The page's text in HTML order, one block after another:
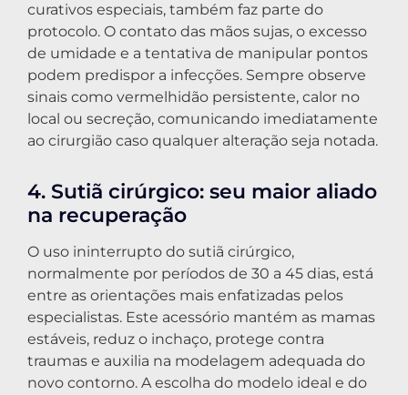
curativos especiais, também faz parte do
protocolo. O contato das mãos sujas, o excesso
de umidade e a tentativa de manipular pontos
podem predispor a infecções. Sempre observe
sinais como vermelhidão persistente, calor no
local ou secreção, comunicando imediatamente
ao cirurgião caso qualquer alteração seja notada.
4. Sutiã cirúrgico: seu maior aliado
na recuperação
O uso ininterrupto do sutiã cirúrgico,
normalmente por períodos de 30 a 45 dias, está
entre as orientações mais enfatizadas pelos
especialistas. Este acessório mantém as mamas
estáveis, reduz o inchaço, protege contra
traumas e auxilia na modelagem adequada do
novo contorno. A escolha do modelo ideal e do